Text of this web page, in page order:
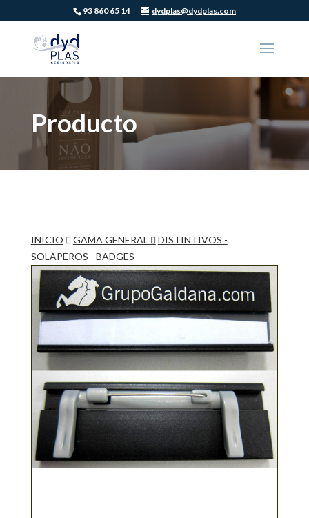
93 860 65 14 dydplas@dydplas.com
Producto
INICIO GAMA GENERAL
DISTINTIVOS -
SOLAPEROS - BADGES